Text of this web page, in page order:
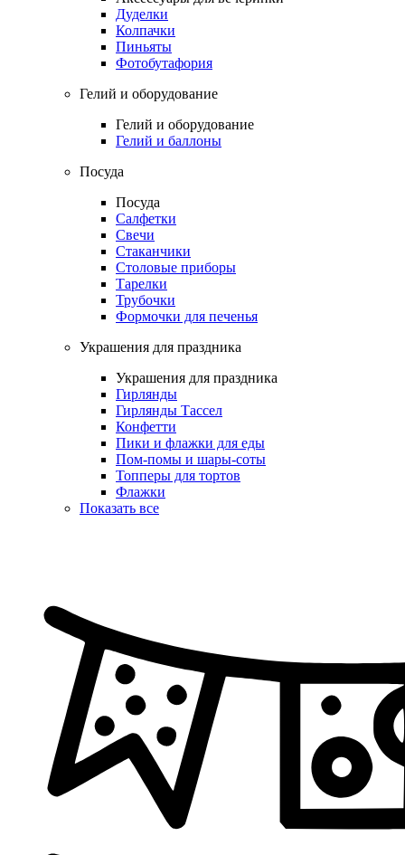
Дуделки
Колпачки
Пиньяты
Фотобутафория
Гелий и оборудование
Гелий и оборудование
Гелий и баллоны
Посуда
Посуда
Салфетки
Свечи
Стаканчики
Столовые приборы
Тарелки
Трубочки
Формочки для печенья
Украшения для праздника
Украшения для праздника
Гирлянды
Гирлянды Тассел
Конфетти
Пики и флажки для еды
Пом-помы и шары-соты
Топперы для тортов
Флажки
Показать все